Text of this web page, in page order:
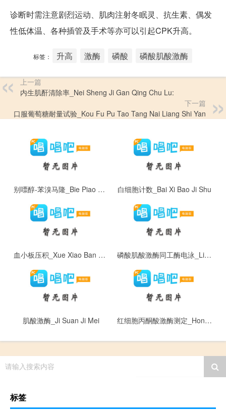
诊断时需注意剧烈运动、肌肉注射冬眠灵、抗生素、偶发
性低体温、各种插管及手术等亦可以引起CPK升高。
标签： 升高 激酶 磷酸 磷酸肌酸激酶
上一篇
内生肌酐清除率_Nei Sheng Ji Gan Qing Chu Lu:
下一篇
口服葡萄糖耐量试验_Kou Fu Pu Tao Tang Nai Liang Shi Yan
别嘌醇-苯溴马隆_Bie Piao Chun - Ben Xiu Ma Long 白细胞计数_Bai Xi Bao Ji Shu
血小板压积_Xue Xiao Ban Ya Ji 磷酸肌酸激酶同工酶电泳_Lin Suan Ji Suan Ji Mei Tong Gong Mei Dian Yong
肌酸激酶_Ji Suan Ji Mei 红细胞丙酮酸激酶测定_Hong Xi Bao Bing Tong Suan Ji Mei Ce Ding
请输入搜索内容
标签